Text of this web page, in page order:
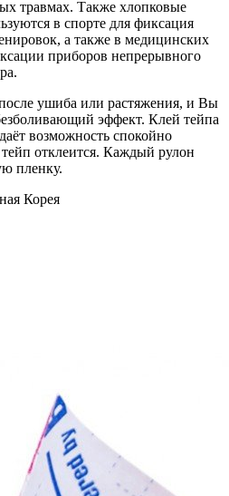
травмах. Также хлопковые
в спорте для фиксация
а также в медицинских
приборов непрерывного
ушиба или растяжения, и Вы
эффект. Клей тейпа
возможность спокойно
отклеится. Каждый рулон
пленку.
Корея